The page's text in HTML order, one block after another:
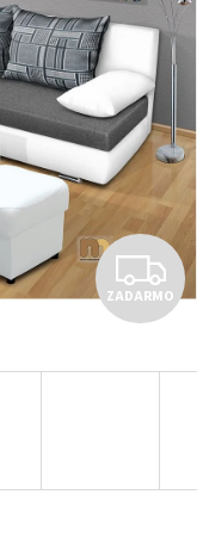
Z
A
D
ZADARMO